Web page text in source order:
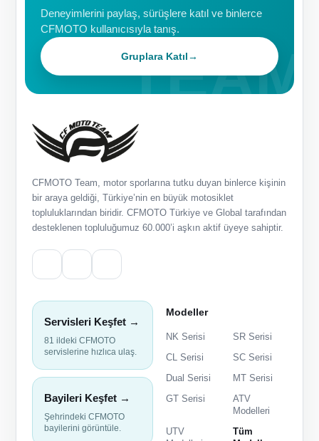
Deneyimlerini paylaş, sürüşlere katıl ve binlerce
CFMOTO kullanıcısıyla tanış.
Gruplara Katıl→
CFMOTO Team, motor sporlarına tutku duyan binlerce kişinin
bir araya geldiği, Türkiye’nin en büyük motosiklet
topluluklarından biridir. CFMOTO Türkiye ve Global tarafından
desteklenen topluluğumuz 60.000’i aşkın aktif üyeye sahiptir.
Servisleri Keşfet →
81 ildeki CFMOTO
servislerine hızlıca ulaş.
Bayileri Keşfet →
Şehrindeki CFMOTO
bayilerini görüntüle.
Modeller
NK Serisi
SR Serisi
CL Serisi
SC Serisi
Dual Serisi
MT Serisi
GT Serisi
ATV
Modelleri
UTV
Tüm